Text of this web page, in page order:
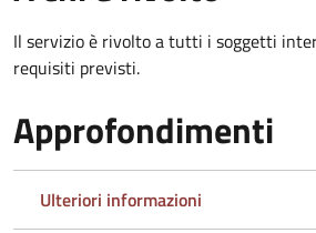
Il servizio è rivolto a tutti i soggetti
requisiti previsti.
Approfondimenti
Ulteriori informazioni